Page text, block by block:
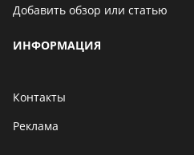
Добавить обзор или статью
ИНФОРМАЦИЯ
Контакты
Реклама